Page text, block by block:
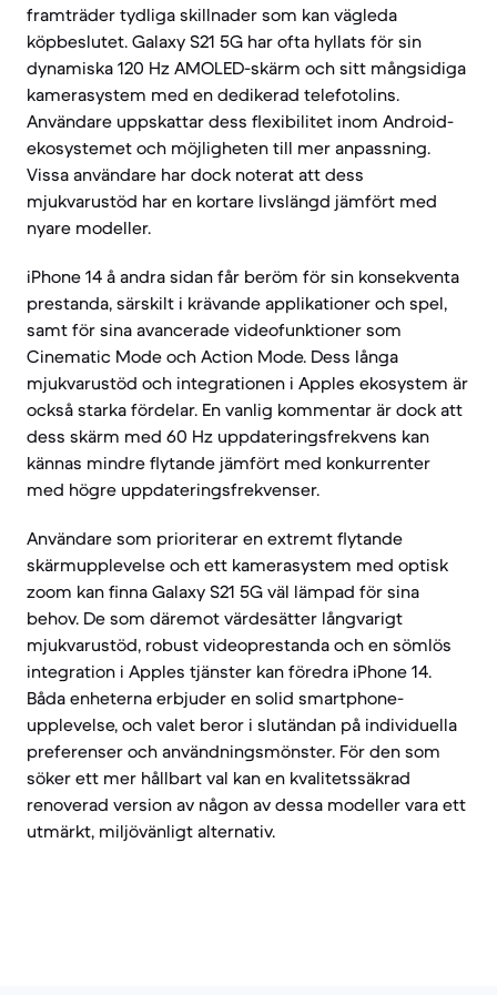
framträder tydliga skillnader som kan vägleda
köpbeslutet. Galaxy S21 5G har ofta hyllats för sin
dynamiska 120 Hz AMOLED-skärm och sitt mångsidiga
kamerasystem med en dedikerad telefotolins.
Användare uppskattar dess flexibilitet inom Android-
ekosystemet och möjligheten till mer anpassning.
Vissa användare har dock noterat att dess
mjukvarustöd har en kortare livslängd jämfört med
nyare modeller.
iPhone 14 å andra sidan får beröm för sin konsekventa
prestanda, särskilt i krävande applikationer och spel,
samt för sina avancerade videofunktioner som
Cinematic Mode och Action Mode. Dess långa
mjukvarustöd och integrationen i Apples ekosystem är
också starka fördelar. En vanlig kommentar är dock att
dess skärm med 60 Hz uppdateringsfrekvens kan
kännas mindre flytande jämfört med konkurrenter
med högre uppdateringsfrekvenser.
Användare som prioriterar en extremt flytande
skärmupplevelse och ett kamerasystem med optisk
zoom kan finna Galaxy S21 5G väl lämpad för sina
behov. De som däremot värdesätter långvarigt
mjukvarustöd, robust videoprestanda och en sömlös
integration i Apples tjänster kan föredra iPhone 14.
Båda enheterna erbjuder en solid smartphone-
upplevelse, och valet beror i slutändan på individuella
preferenser och användningsmönster. För den som
söker ett mer hållbart val kan en kvalitetssäkrad
renoverad version av någon av dessa modeller vara ett
utmärkt, miljövänligt alternativ.